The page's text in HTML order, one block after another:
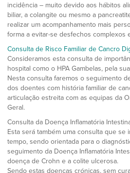
incidência – muito devido aos hábitos
biliar, a colangite ou mesmo a
realizar um acompanhamento mais
forma a evitar-se desfechos complexos
Consulta de Risco Familiar de Cancro
Consideramos esta consulta de
hospital como o HPA Gambelas, pela
Nesta consulta faremos o seguimento
dos doentes com história familiar de
articulação estreita com as equipas da
Geral.
Consulta da Doença Inflamatória
Esta será também uma consulta que
tempo, sendo orientada para o
seguimento da Doença Inflamatória
doença de Crohn e a colite ulcerosa.
Sendo estas doenças crónicas, sem